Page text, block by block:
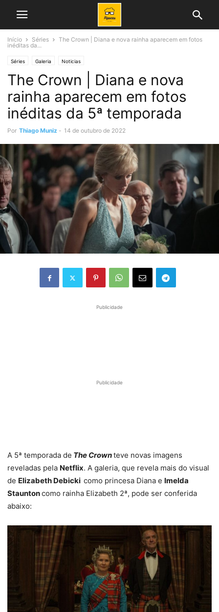
Início Séries
The Crown | Diana e nova rainha aparecem em fotos
inéditas da...
Séries Galeria Noticias
The Crown | Diana e nova
rainha aparecem em fotos
inéditas da 5ª temporada
Por Thiago Muniz - 14 de outubro de 2022
Publicidade
Publicidade
A 5ª temporada de The Crownteve novas imagens
reveladas pela Netflix. A galeria, que revela mais do visual
de Elizabeth Debicki como princesa Diana e Imelda
Stauntoncomo rainha Elizabeth 2ª, pode ser conferida
abaixo: